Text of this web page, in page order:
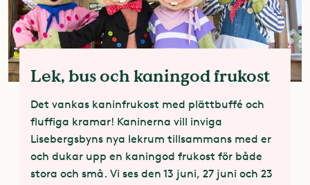
Lek, bus och kaningod frukost
Det vankas kaninfrukost med plättbuffé och
fluffiga kramar! Kaninerna vill inviga
Lisebergsbyns nya lekrum tillsammans med er
och dukar upp en kaningod frukost för både
stora och små. Vi ses den 13 juni, 27 juni och 23